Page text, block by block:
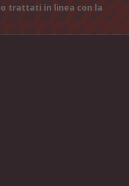
trattati in linea con la